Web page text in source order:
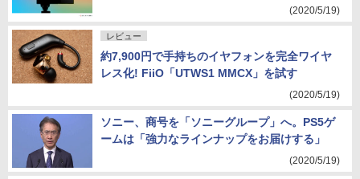
(2020/5/19)
レビュー
約7,900円で手持ちのイヤフォンを完全ワイヤ
レス化! FiiO「UTWS1 MMCX」を試す
(2020/5/19)
ソニー、商号を「ソニーグループ」へ。PS5ゲ
ームは「強力なラインナップをお届けする」
(2020/5/19)